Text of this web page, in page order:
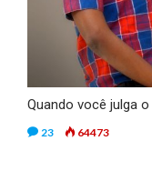
Quando você julga
23 64473